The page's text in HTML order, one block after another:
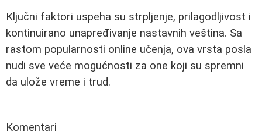
Ključni faktori uspeha su strpljenje, prilagodljivost i
kontinuirano unapređivanje nastavnih veština. Sa
rastom popularnosti online učenja, ova vrsta posla
nudi sve veće mogućnosti za one koji su spremni
da ulože vreme i trud.
Komentari